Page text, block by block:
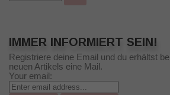
IMMER INFORMIERT SEIN!
Registriere deine Email und du erhältst
neuen Artikels eine Mail.
Your email: